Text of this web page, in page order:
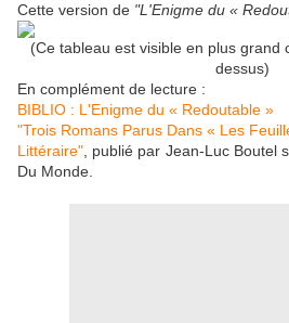
Cette version de "L'Enigme du «
(Ce tableau est visible en plus grand
dessus)
En complément de lecture :
BIBLIO : L'Enigme du « Redoutable »
"Trois Romans Parus Dans « Les
Littéraire" , publié par Jean-Luc Boutel
Du Monde.